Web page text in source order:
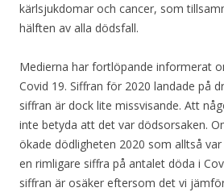
kärlsjukdomar och cancer, som
hälften av alla dödsfall.
Medierna har fortlöpande informerat
Covid 19. Siffran för 2020 landade på
siffran är dock lite missvisande. Att
inte betyda att det var dödsorsaken.
ökade dödligheten 2020 som alltså
en rimligare siffra på antalet döda i
siffran är osäker eftersom det vi